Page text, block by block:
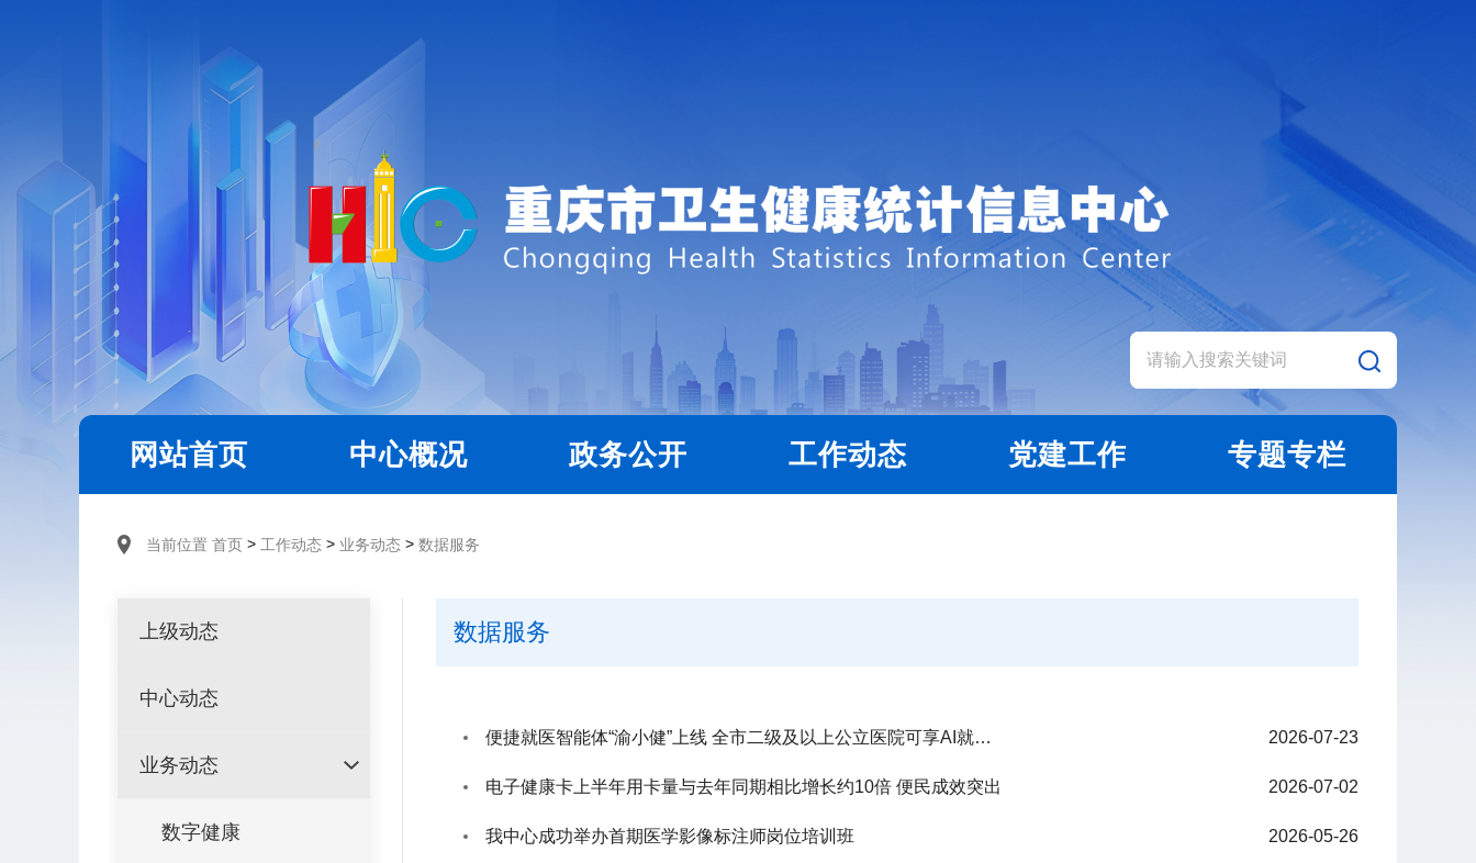
网站首页 中心概况 政务公开 工作动态 党建工作 专题专栏
当前位置 首页 > 工作动态 > 业务动态 > 数据服务
上级动态
中心动态
业务动态
数字健康
数据服务
便捷就医智能体“渝小健”上线 全市二级及以上公立医院可享AI就医服务 2026-07-23
电子健康卡上半年用卡量与去年同期相比增长约10倍 便民成效突出 2026-07-02
我中心成功举办首期医学影像标注师岗位培训班 2026-05-26